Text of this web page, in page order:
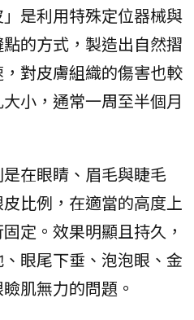
是利用特殊定位器械與
的方式，製造出自然摺
對皮膚組織的傷害也較
小，通常一周至半個月
在眼睛、眉毛與睫毛
比例，在適當的高度上
定。效果明顯且持久，
眼尾下垂、泡泡眼、金
肌無力的問題。